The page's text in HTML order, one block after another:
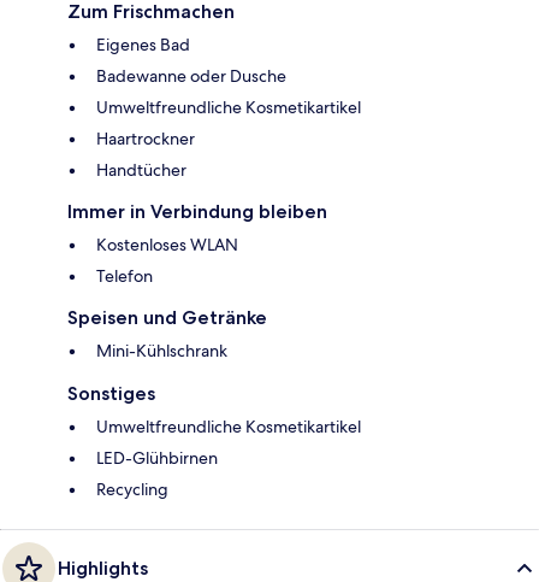
Zum Frischmachen
Eigenes Bad
Badewanne oder Dusche
Umweltfreundliche Kosmetikartikel
Haartrockner
Handtücher
Immer in Verbindung bleiben
Kostenloses WLAN
Telefon
Speisen und Getränke
Mini-Kühlschrank
Sonstiges
Umweltfreundliche Kosmetikartikel
LED-Glühbirnen
Recycling
Highlights